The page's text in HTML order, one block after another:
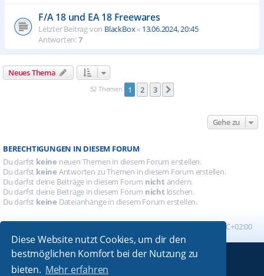
Diese Website nutzt Cookies, um dir den
bestmöglichen Komfort bei der Nutzung zu
bieten. Mehr erfahren
F/A 18 und EA 18 Freewares
Letzter Beitrag von BlackBox« 13.06.2024, 20:45
Antworten:7
Neues Thema
52 Themen 1 2 3
Gehe zu
BERECHTIGUNGEN IN DIESEM FORUM
Du darfst keine neuen Themen in diesem Forum erstellen.
Du darfst keine Antworten zu Themen in diesem Forum erstellen.
Du darfst deine Beiträge in diesem Forum nicht ändern.
Du darfst deine Beiträge in diesem Forum nicht löschen.
Du darfst keine Dateianhänge in diesem Forum erstellen.
UTC+02:00
Powered byphpBB